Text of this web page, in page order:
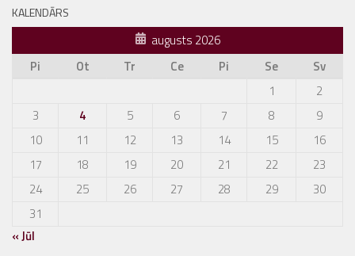
KALENDĀRS
augusts 2026
Pi
Ot Tr Ce Pi Se
Sv
1
2
3
4 5 6 7 8
9
10
11 12 13 14 15
16
17
18 19 20 21 22
23
24
25 26 27 28 29
30
31
« Jūl